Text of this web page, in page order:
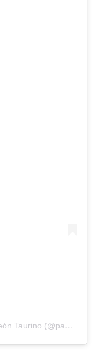
Una publicación compartida de Panteón Taurino (@panteontaurino)